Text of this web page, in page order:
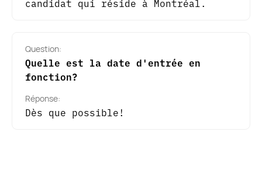
candidat qui réside à Montréal.
Question:
Quelle est la date d'entrée en
fonction?
Réponse:
Dès que possible!